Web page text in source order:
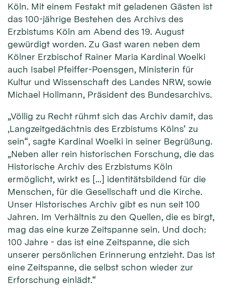
Köln. Mit einem Festakt mit geladenen Gästen ist
das 100-jährige Bestehen des Archivs des
Erzbistums Köln am Abend des 19. August
gewürdigt worden. Zu Gast waren neben dem
Kölner Erzbischof Rainer Maria Kardinal Woelki
auch Isabel Pfeiffer-Poensgen, Ministerin für
Kultur und Wissenschaft des Landes NRW, sowie
Michael Hollmann, Präsident des Bundesarchivs.
„Völlig zu Recht rühmt sich das Archiv damit, das
‚Langzeitgedächtnis des Erzbistums Kölns‘ zu
sein“, sagte Kardinal Woelki in seiner Begrüßung.
„Neben aller rein historischen Forschung, die das
Historische Archiv des Erzbistums Köln
ermöglicht, wirkt es […] identitätsbildend für die
Menschen, für die Gesellschaft und die Kirche.
Unser Historisches Archiv gibt es nun seit 100
Jahren. Im Verhältnis zu den Quellen, die es birgt,
mag das eine kurze Zeitspanne sein. Und doch:
100 Jahre - das ist eine Zeitspanne, die sich
unserer persönlichen Erinnerung entzieht. Das ist
eine Zeitspanne, die selbst schon wieder zur
Erforschung einlädt.“